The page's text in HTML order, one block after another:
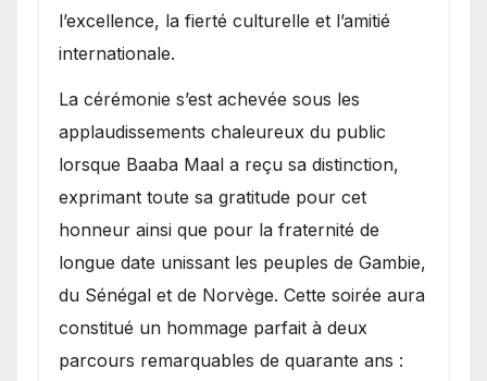
l’excellence, la fierté culturelle et l’amitié
internationale.
​La cérémonie s’est achevée sous les
applaudissements chaleureux du public
lorsque Baaba Maal a reçu sa distinction,
exprimant toute sa gratitude pour cet
honneur ainsi que pour la fraternité de
longue date unissant les peuples de Gambie,
du Sénégal et de Norvège. Cette soirée aura
constitué un hommage parfait à deux
parcours remarquables de quarante ans :